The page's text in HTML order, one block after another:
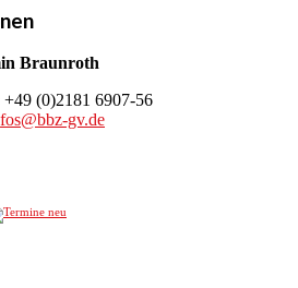
Braunroth
+49 (0)2181 6907-56
fos@bbz-gv.de